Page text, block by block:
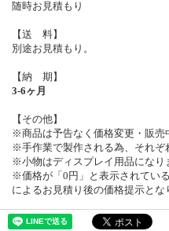
随時お見積もり
【送 料】
別途お見積もり。
【納 期】
3-6ヶ月
【その他】
※商品は予告なく価格変更・販売
※手作業で製作される為、それぞ
※小物はディスプレイ用品になり
※価格が「0円」と表示されてい
によるお見積り後の価格提示とな